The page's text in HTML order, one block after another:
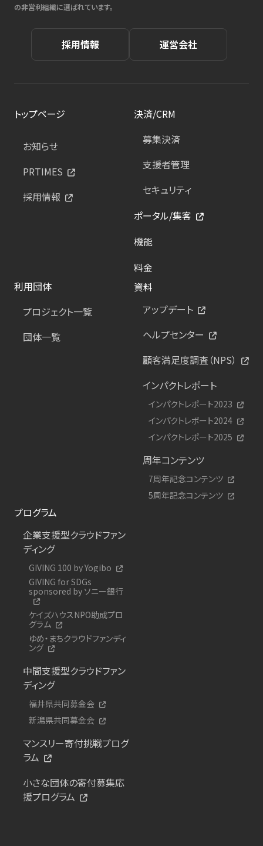
の非営利組織に選ばれています。
採用情報 運営会社
トップページ
お知らせ
PRTIMES
採用情報
決済/CRM
募集決済
支援者管理
セキュリティ
ポータル/集客
機能
料金
利用団体
プロジェクト一覧
団体一覧
資料
アップデート
ヘルプセンター
顧客満足度調査（NPS）
インパクトレポート
インパクトレポート2023
インパクトレポート2024
インパクトレポート2025
周年コンテンツ
7周年記念コンテンツ
5周年記念コンテンツ
プログラム
企業支援型クラウドファン
ディング
GIVING 100 by Yogibo
GIVING for SDGs
sponsored by ソニー銀行
ケイズハウスNPO助成プロ
グラム
ゆめ・まちクラウドファンディ
ング
中間支援型クラウドファン
ディング
福井県共同募金会
新潟県共同募金会
マンスリー寄付挑戦プログ
ラム
小さな団体の寄付募集応
援プログラム